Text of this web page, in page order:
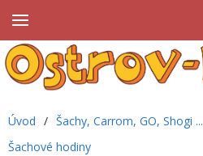
Úvod / Šachy, Carrom, GO, Shogi ...
Šachové hodiny